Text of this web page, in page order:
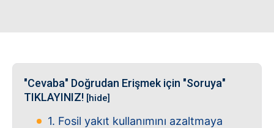
"Cevaba" Doğrudan Erişmek için "Soruya"
TIKLAYINIZ! [hide]
1. Fosil yakıt kullanımını azaltmaya